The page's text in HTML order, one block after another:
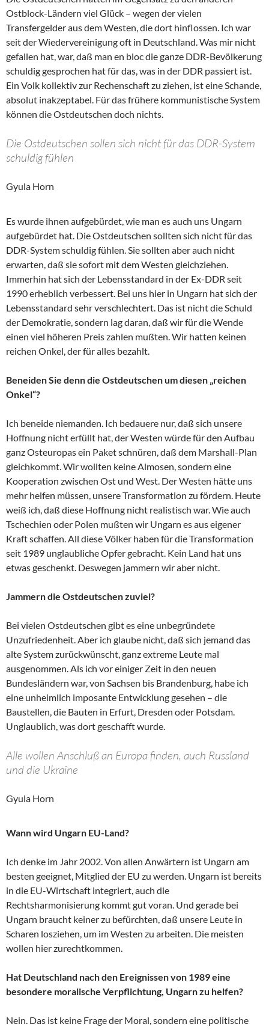
Ostblock-Ländern viel Glück – wegen der vielen
Transfergelder aus dem Westen, die dort hinflossen. Ich war
seit der Wiedervereinigung oft in Deutschland. Was mir nicht
gefallen hat, war, daß man en bloc die ganze DDR-Bevölkerung
schuldig gesprochen hat für das, was in der DDR passiert ist.
Ein Volk kollektiv zur Rechenschaft zu ziehen, ist eine Schande,
absolut inakzeptabel. Für das frühere kommunistische System
können die Ostdeutschen doch nichts.
Die Ostdeutschen sollen sich nicht für das DDR-System
schuldig fühlen
Gyula Horn
Es wurde ihnen aufgebürdet, wie man es auch uns Ungarn
aufgebürdet hat. Die Ostdeutschen sollten sich nicht für das
DDR-System schuldig fühlen. Sie sollten aber auch nicht
erwarten, daß sie sofort mit dem Westen gleichziehen.
Immerhin hat sich der Lebensstandard in der Ex-DDR seit
1990 erheblich verbessert. Bei uns hier in Ungarn hat sich der
Lebensstandard sehr verschlechtert. Das ist nicht die Schuld
der Demokratie, sondern lag daran, daß wir für die Wende
einen viel höheren Preis zahlen mußten. Wir hatten keinen
reichen Onkel, der für alles bezahlt.
Beneiden Sie denn die Ostdeutschen um diesen „reichen
Onkel“?
Ich beneide niemanden. Ich bedauere nur, daß sich unsere
Hoffnung nicht erfüllt hat, der Westen würde für den Aufbau
ganz Osteuropas ein Paket schnüren, daß dem Marshall-Plan
gleichkommt. Wir wollten keine Almosen, sondern eine
Kooperation zwischen Ost und West. Der Westen hätte uns
mehr helfen müssen, unsere Transformation zu fördern. Heute
weiß ich, daß diese Hoffnung nicht realistisch war. Wie auch
Tschechien oder Polen mußten wir Ungarn es aus eigener
Kraft schaffen. All diese Völker haben für die Transformation
seit 1989 unglaubliche Opfer gebracht. Kein Land hat uns
etwas geschenkt. Deswegen jammern wir aber nicht.
Jammern die Ostdeutschen zuviel?
Bei vielen Ostdeutschen gibt es eine unbegründete
Unzufriedenheit. Aber ich glaube nicht, daß sich jemand das
alte System zurückwünscht, ganz extreme Leute mal
ausgenommen. Als ich vor einiger Zeit in den neuen
Bundesländern war, von Sachsen bis Brandenburg, habe ich
eine unheimlich imposante Entwicklung gesehen – die
Baustellen, die Bauten in Erfurt, Dresden oder Potsdam.
Unglaublich, was dort geschafft wurde.
Alle wollen Anschluß an Europa finden, auch Russland
und die Ukraine
Gyula Horn
Wann wird Ungarn EU-Land?
Ich denke im Jahr 2002. Von allen Anwärtern ist Ungarn am
besten geeignet, Mitglied der EU zu werden. Ungarn ist bereits
in die EU-Wirtschaft integriert, auch die
Rechtsharmonisierung kommt gut voran. Und gerade bei
Ungarn braucht keiner zu befürchten, daß unsere Leute in
Scharen losziehen, um im Westen zu arbeiten. Die meisten
wollen hier zurechtkommen.
Hat Deutschland nach den Ereignissen von 1989 eine
besondere moralische Verpflichtung, Ungarn zu helfen?
Nein. Das ist keine Frage der Moral, sondern eine politische